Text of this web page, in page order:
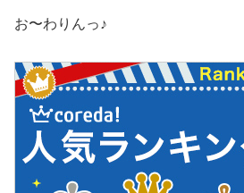
お〜わりんっ♪